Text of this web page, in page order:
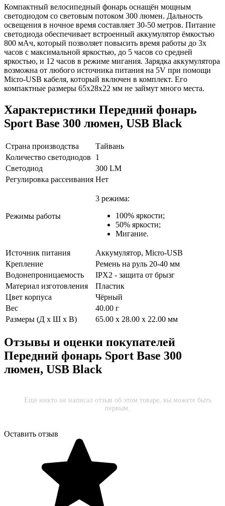
Компактный велосипедный фонарь оснащён мощным
светодиодом со световым потоком 300 люмен. Дальность
освещения в ночное время составляет 30-50 метров. Питание
светодиода обеспечивает встроенный аккумулятор ёмкостью
800 мАч, который позволяет повысить время работы до 3х
часов с максимальной яркостью, до 5 часов со средней
яркостью, и 12 часов в режиме мигания. Зарядка аккумулятора
возможна от любого источника питания на 5V при помощи
Micro-USB кабеля, который включен в комплект. Его
компактные размеры 65x28x22 мм не займут много места.
Характеристики Передний фонарь
Sport Base 300 люмен, USB Black
Страна производства
Тайвань
Количество светодиодов
1
Светодиод
300 LM
Регулировка рассеивания Нет
Режимы работы
3 режима:
100% яркости;
50% яркости;
Мигание.
Источник питания
Аккумулятор, Micro-USB
Крепление
Ремень на руль 20-40 мм
Водонепроницаемость
IPX2 - защита от брызг
Материал изготовления
Пластик
Цвет корпуса
Чёрный
Вес
40.00 г
Размеры (Д х Ш х В)
65.00 x 28.00 x 22.00 мм
Отзывы и оценки покупателей
Передний фонарь Sport Base 300
люмен, USB Black
Еще никто не написал отзыв об этом товаре, вы можете быть
первым.
Оставить отзыв